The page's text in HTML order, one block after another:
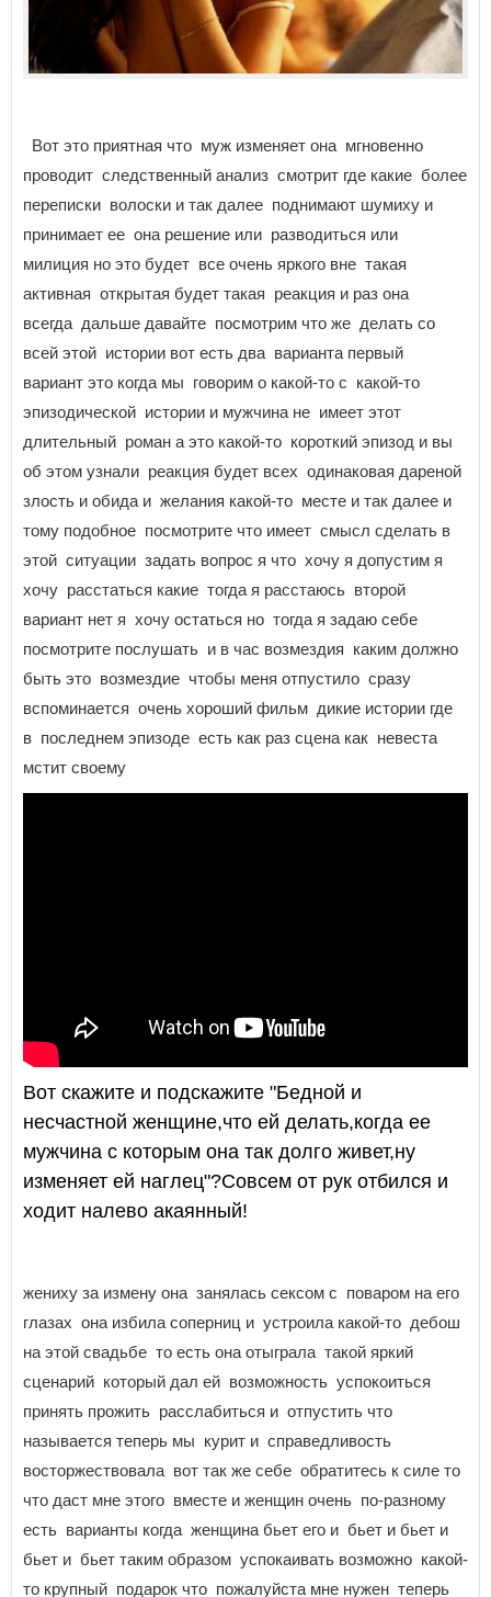
Вот это приятная что муж изменяет она мгновенно
проводит следственный анализ смотрит где какие более
переписки волоски и так далее поднимают шумиху и
принимает ее она решение или разводиться или
милиция но это будет все очень яркого вне такая
активная открытая будет такая реакция и раз она
всегда дальше давайте посмотрим что же делать со
всей этой истории вот есть два варианта первый
вариант это когда мы говорим о какой-то с какой-то
эпизодической истории и мужчина не имеет этот
длительный роман а это какой-то короткий эпизод и вы
об этом узнали реакция будет всех одинаковая дареной
злость и обида и желания какой-то месте и так далее и
тому подобное посмотрите что имеет смысл сделать в
этой ситуации задать вопрос я что хочу я допустим я
хочу расстаться какие тогда я расстаюсь второй
вариант нет я хочу остаться но тогда я задаю себе
посмотрите послушать и в час возмездия каким должно
быть это возмездие чтобы меня отпустило сразу
вспоминается очень хороший фильм дикие истории где
в последнем эпизоде есть как раз сцена как невеста
мстит своему
Вот скажите и подскажите "Бедной и
несчастной женщине,что ей делать,когда ее
мужчина с которым она так долго живет,ну
изменяет ей наглец"?Совсем от рук отбился и
ходит налево акаянный!
жениху за измену она занялась сексом с поваром на его
глазах она избила соперниц и устроила какой-то дебош
на этой свадьбе то есть она отыграла такой яркий
сценарий который дал ей возможность успокоиться
принять прожить расслабиться и отпустить что
называется теперь мы курит и справедливость
восторжествовала вот так же себе обратитесь к силе то
что даст мне этого вместе и женщин очень по-разному
есть варианты когда женщина бьет его и бьет и бьет и
бьет и бьет таким образом успокаивать возможно какой-
то крупный подарок что пожалуйста мне нужен теперь